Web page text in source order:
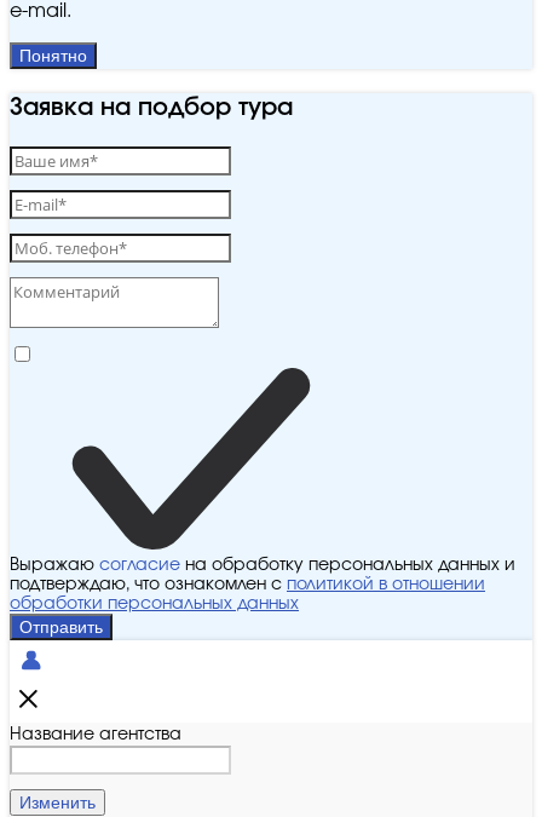
e‑mail.
Понятно
Заявка на подбор тура
Выражаю согласие на обработку персональных данных и
подтверждаю, что ознакомлен с политикой в отношении
обработки персональных данных
Отправить
Название агентства
Изменить